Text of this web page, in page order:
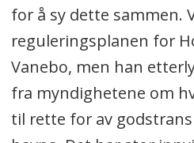
for å sy dette sammen.
reguleringsplanen for
Vanebo, men han
fra myndighetene om
til rette for av